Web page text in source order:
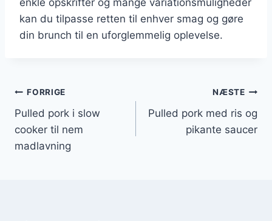
kan du tilpasse retten til enhver smag og gøre
din brunch til en uforglemmelig oplevelse.
Indlægsnavigation
FORRIGE
Pulled pork i slow
cooker til nem
madlavning
NÆSTE
Pulled pork med ris og
pikante saucer